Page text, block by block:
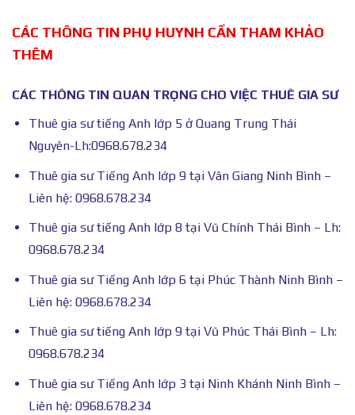
CÁC THÔNG TIN PHỤ HUYNH CẦN THAM KHẢO
THÊM
CÁC THÔNG TIN QUAN TRỌNG CHO VIỆC THUÊ GIA SƯ
Thuê gia sư tiếng Anh lớp 5 ở Quang Trung Thái
Nguyên-Lh:0968.678.234
Thuê gia sư Tiếng Anh lớp 9 tại Vân Giang Ninh Bình –
Liên hệ: 0968.678.234
Thuê gia sư tiếng Anh lớp 8 tại Vũ Chính Thái Bình – Lh:
0968.678.234
Thuê gia sư Tiếng Anh lớp 6 tại Phúc Thành Ninh Bình –
Liên hệ: 0968.678.234
Thuê gia sư tiếng Anh lớp 9 tại Vũ Phúc Thái Bình – Lh:
0968.678.234
Thuê gia sư Tiếng Anh lớp 3 tại Ninh Khánh Ninh Bình –
Liên hệ: 0968.678.234